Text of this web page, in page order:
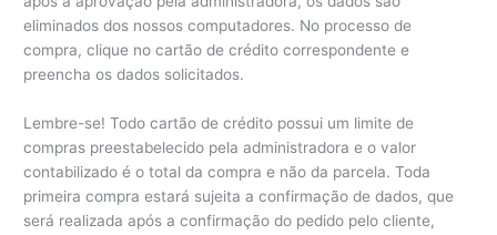
eliminados dos nossos computadores. No processo de
compra, clique no cartão de crédito correspondente e
preencha os dados solicitados.
Lembre-se! Todo cartão de crédito possui um limite de
compras preestabelecido pela administradora e o valor
contabilizado é o total da compra e não da parcela. Toda
primeira compra estará sujeita a confirmação de dados, que
será realizada após a confirmação do pedido pelo cliente,